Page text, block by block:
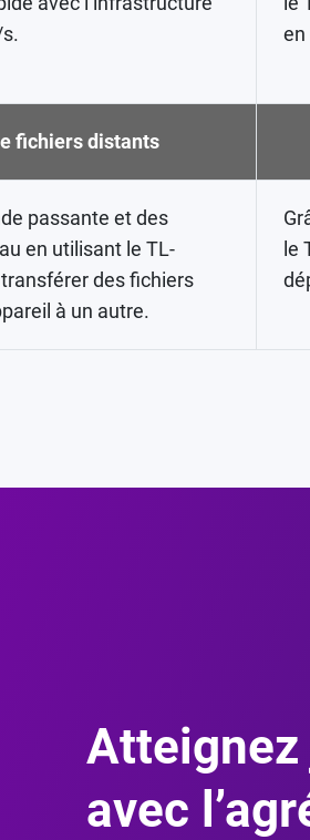
en
fichiers distants
passante et des
en utilisant le TL-
des fichiers
à un autre.
le
Atteignez
avec